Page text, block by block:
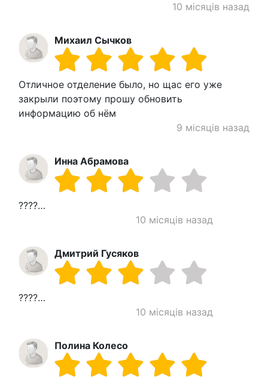
10 місяців назад
Михаил Сычков
Отличное отделение было, но щас его уже
закрыли поэтому прошу обновить
информацию об нём
9 місяців назад
Инна Абрамова
????…
10 місяців назад
Дмитрий Гусяков
????…
10 місяців назад
Полина Колесо